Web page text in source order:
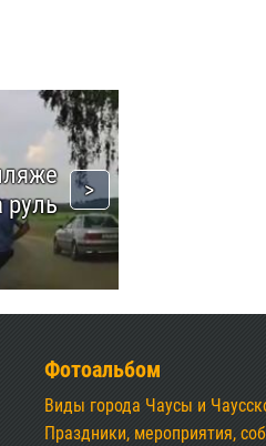
руль
Фотоальбом
Виды города Чаусы и
Праздники, мероприятия,